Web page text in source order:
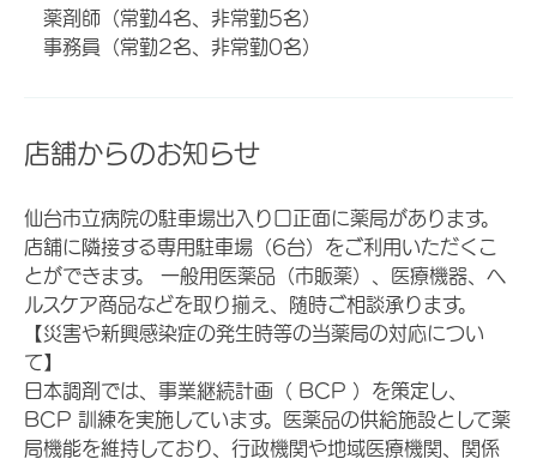
薬剤師（常勤4名、非常勤5名）
事務員（常勤2名、非常勤0名）
店舗からのお知らせ
仙台市立病院の駐車場出入り口正面に薬局があります。
店舗に隣接する専用駐車場（6台）をご利用いただくこ
とができます。 一般用医薬品（市販薬）、医療機器、ヘ
ルスケア商品などを取り揃え、随時ご相談承ります。
【災害や新興感染症の発生時等の当薬局の対応につい
て】
日本調剤では、事業継続計画（ BCP ）を策定し、
BCP 訓練を実施しています。医薬品の供給施設として薬
局機能を維持しており、行政機関や地域医療機関、関係